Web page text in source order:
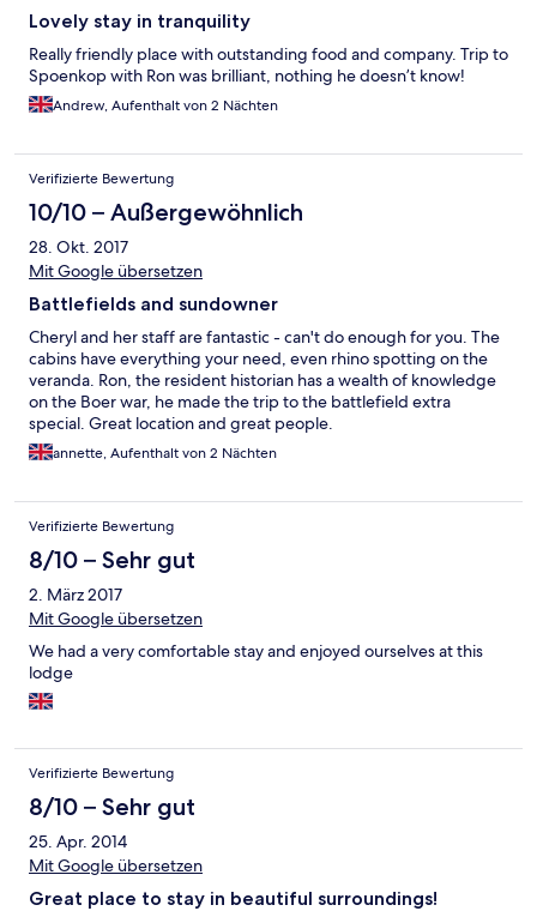
Lovely stay in tranquility
Really friendly place with outstanding food and company. Trip to
Spoenkop with Ron was brilliant, nothing he doesn’t know!
Andrew, Aufenthalt von 2 Nächten
Verifizierte Bewertung
10/10 – Außergewöhnlich
28. Okt. 2017
Mit Google übersetzen
Battlefields and sundowner
Cheryl and her staff are fantastic - can't do enough for you. The
cabins have everything your need, even rhino spotting on the
veranda. Ron, the resident historian has a wealth of knowledge
on the Boer war, he made the trip to the battlefield extra
special. Great location and great people.
annette, Aufenthalt von 2 Nächten
Verifizierte Bewertung
8/10 – Sehr gut
2. März 2017
Mit Google übersetzen
We had a very comfortable stay and enjoyed ourselves at this
lodge
Verifizierte Bewertung
8/10 – Sehr gut
25. Apr. 2014
Mit Google übersetzen
Great place to stay in beautiful surroundings!